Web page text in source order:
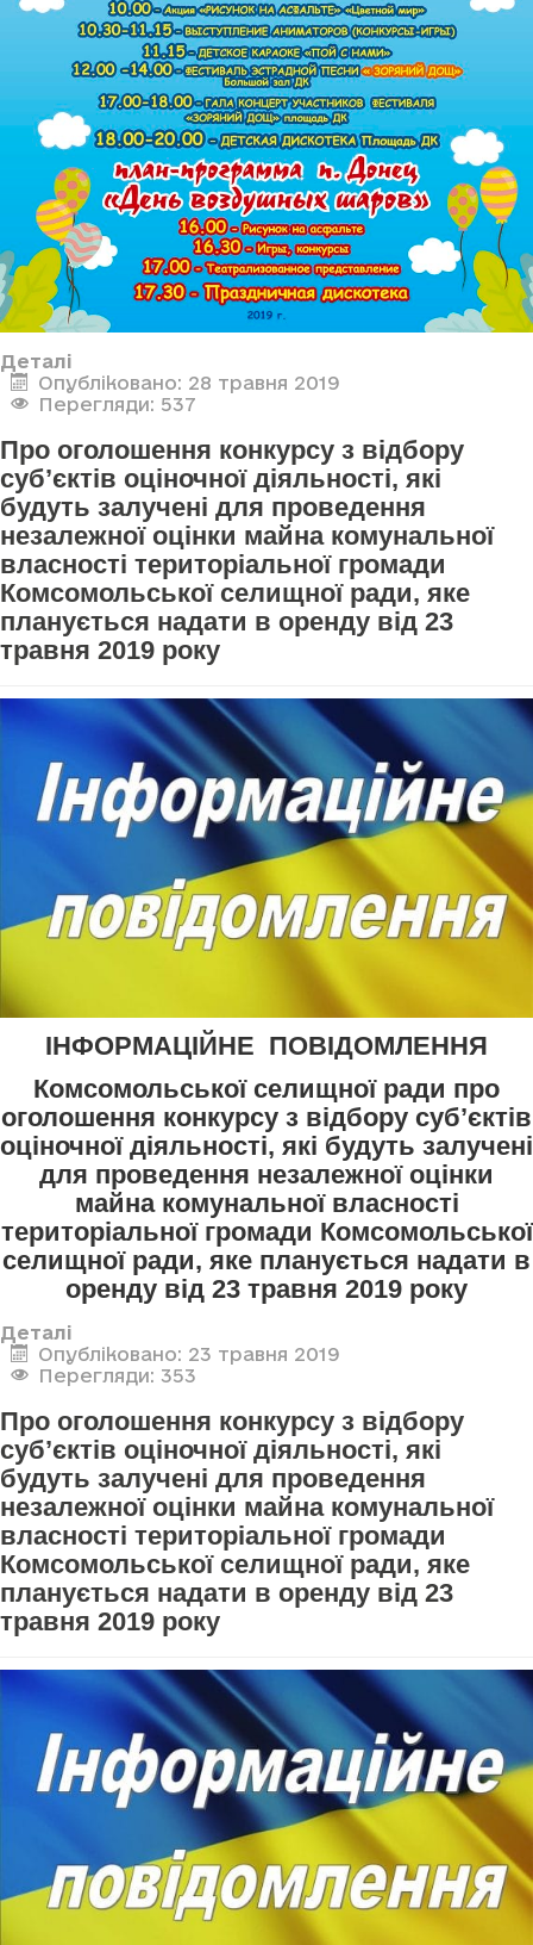
Деталі
Опубліковано: 28 травня 2019
Перегляди: 537
Про оголошення конкурсу з відбору
суб’єктів оціночної діяльності, які
будуть залучені для проведення
незалежної оцінки майна комунальної
власності територіальної громади
Комсомольської селищної ради, яке
планується надати в оренду від 23
травня 2019 року
ІНФОРМАЦІЙНЕ ПОВІДОМЛЕННЯ
Комсомольської селищної ради про
оголошення конкурсу з відбору суб’єктів
оціночної діяльності, які будуть залучені
для проведення незалежної оцінки
майна комунальної власності
територіальної громади Комсомольської
селищної ради, яке планується надати в
оренду від 23 травня 2019 року
Деталі
Опубліковано: 23 травня 2019
Перегляди: 353
Про оголошення конкурсу з відбору
суб’єктів оціночної діяльності, які
будуть залучені для проведення
незалежної оцінки майна комунальної
власності територіальної громади
Комсомольської селищної ради, яке
планується надати в оренду від 23
травня 2019 року